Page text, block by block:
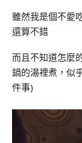
雖然我是個不愛
還算不錯
而且不知道怎麼
鍋的湯裡煮，似
件事)